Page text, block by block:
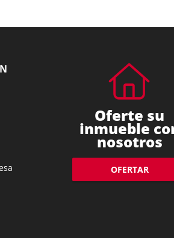
Oferte su
inmueble
nosotros
OFERTAR